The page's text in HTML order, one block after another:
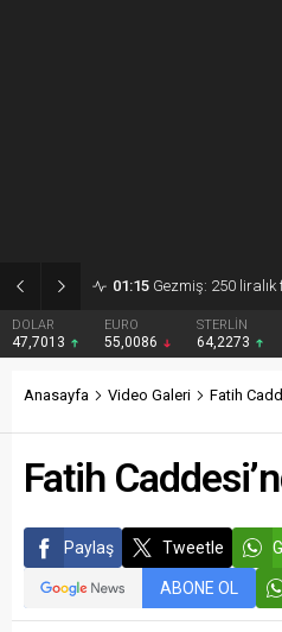
01:15 Gezmiş: 250 liralık
DOLAR
47,7013
EURO
55,0086
STERLİN
64,2273
Anasayfa Video Galeri Fatih
Fatih
Paylaş Tweetle
ABONE OL